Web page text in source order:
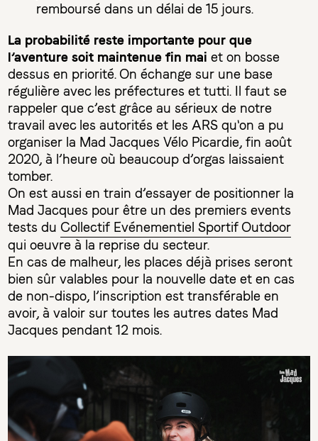
remboursé dans un délai de 15 jours.
La probabilité reste importante pour que
l’aventure soit maintenue fin mai et on bosse
dessus en priorité. On échange sur une base
régulière avec les préfectures et tutti. Il faut se
rappeler que c’est grâce au sérieux de notre
travail avec les autorités et les ARS qu'on a pu
organiser la Mad Jacques Vélo Picardie, fin août
2020, à l’heure où beaucoup d’orgas laissaient
tomber.
On est aussi en train d’essayer de positionner la
Mad Jacques pour être un des premiers events
tests du Collectif Evénementiel Sportif Outdoor
qui oeuvre à la reprise du secteur.
En cas de malheur, les places déjà prises seront
bien sûr valables pour la nouvelle date et en cas
de non-dispo, l’inscription est transférable en
avoir, à valoir sur toutes les autres dates Mad
Jacques pendant 12 mois.